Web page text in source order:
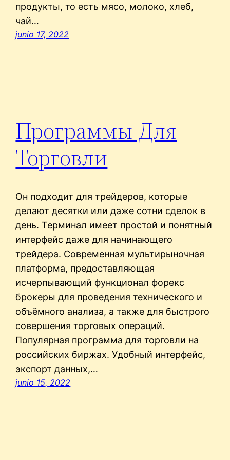
продукты, то есть мясо, молоко, хлеб,
чай…
junio 17, 2022
Программы Для
Торговли
Он подходит для трейдеров, которые
делают десятки или даже сотни сделок в
день. Терминал имеет простой и понятный
интерфейс даже для начинающего
трейдера. Современная мультирыночная
платформа, предоставляющая
исчерпывающий функционал форекс
брокеры для проведения технического и
объёмного анализа, а также для быстрого
совершения торговых операций.
Популярная программа для торговли на
российских биржах. Удобный интерфейс,
экспорт данных,…
junio 15, 2022